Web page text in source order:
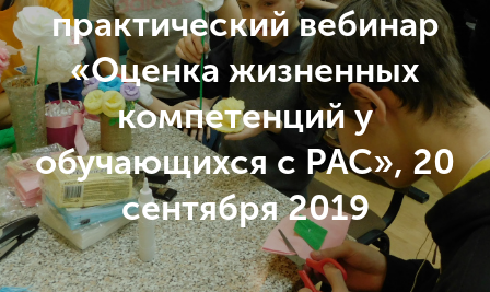
практический вебинар
«Оценка жизненных
компетенций у
обучающихся с РАС», 20
сентября 2019